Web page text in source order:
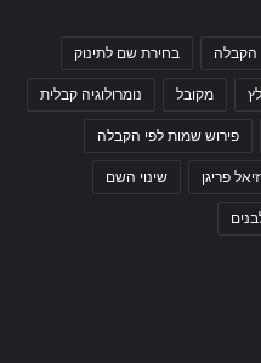
הקבלה בחירת שם לתינוק
מקובל נומרולוגיה קבלית
פירוש שמות לפי הקבלה
פריגן שינוי השם